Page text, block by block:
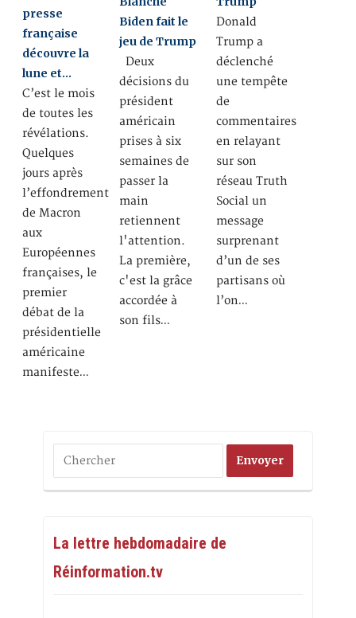
presse
française
découvre la
lune et…
C’est le mois
de toutes les
révélations.
Quelques
jours après
l’effondrement
de Macron
aux
Européennes
françaises, le
premier
débat de la
présidentielle
américaine
manifeste…
Biden fait le
jeu de Trump
Deux
décisions du
président
américain
prises à six
semaines de
passer la
main
retiennent
l'attention.
La première,
c'est la grâce
accordée à
son fils…
Donald
Trump a
déclenché
une tempête
de
commentaires
en relayant
sur son
réseau Truth
Social un
message
surprenant
d’un de ses
partisans où
l’on…
La lettre hebdomadaire de
Réinformation.tv